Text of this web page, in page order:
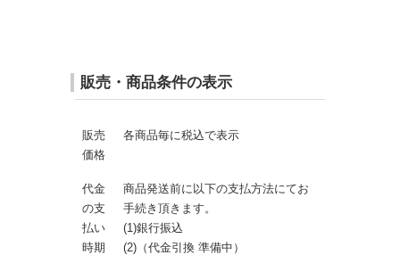
販売・商品条件の表示
販売
価格
各商品毎に税込で表示
代金
の支
払い
時期
商品発送前に以下の支払方法にてお
手続き頂きます。
(1)銀行振込
(2)（代金引換 準備中）